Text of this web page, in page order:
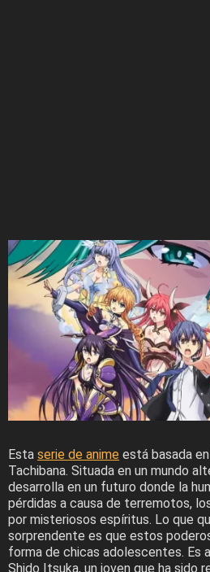
Esta serie de anime está basada
Tachibana. Situada en un mundo
desarrolla en un futuro donde la
pérdidas a causa de terremotos,
por misteriosos espíritus. Lo que
sorprendente es que estos
forma de chicas adolescentes. Es
Shido Itsuka, un joven que ha sido